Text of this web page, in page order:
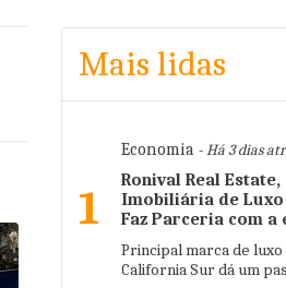
Mais lidas
1
Economia - Há 3 dias
Ronival Real
Imobiliária de Luxo
Faz Parceria com a
Principal marca de luxo
California Sur dá um